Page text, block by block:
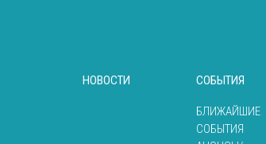
НОВОСТИ СОБЫТИЯ
БЛИЖАЙШИЕ
СОБЫТИЯ